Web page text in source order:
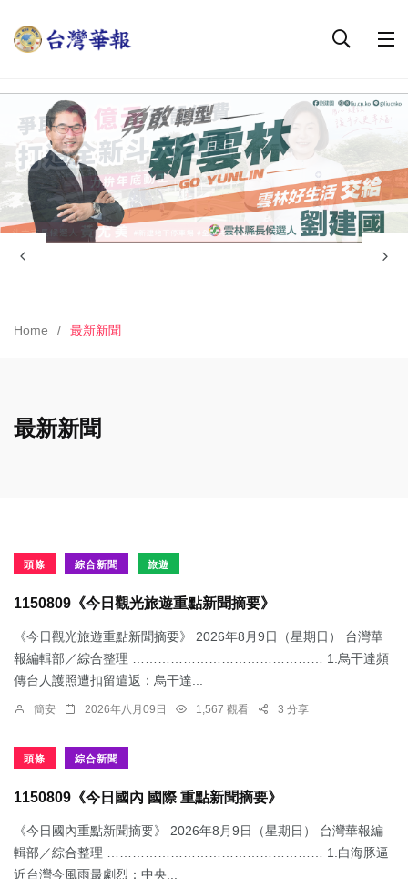
Home 最新新聞
最新新聞
頭條 綜合新聞 旅遊
1150809《今日觀光旅遊重點新聞摘要》
《今日觀光旅遊重點新聞摘要》 2026年8月9日（星期日） 台灣華
報編輯部／綜合整理 ……………………………………… 1.烏干達頻
傳台人護照遭扣留遣返：​烏干達...
簡安 2026年八月09日 1,567 觀看 3 分享
頭條 綜合新聞
1150809《今日國內 國際 重點新聞摘要》
《今日國內重點新聞摘要》 2026年8月9日（星期日） 台灣華報編
輯部／綜合整理 …………………………………………… 1.白海豚逼
近台灣今風雨最劇烈：中央...